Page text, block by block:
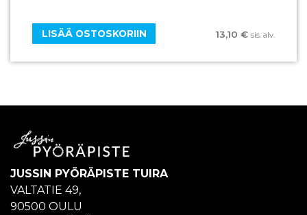
13,10 € sis. alv.
LISÄÄ OSTOSKORIIN
JUSSIN PYÖRÄPISTE TUIRA
VALTATIE 49,
90500 OULU